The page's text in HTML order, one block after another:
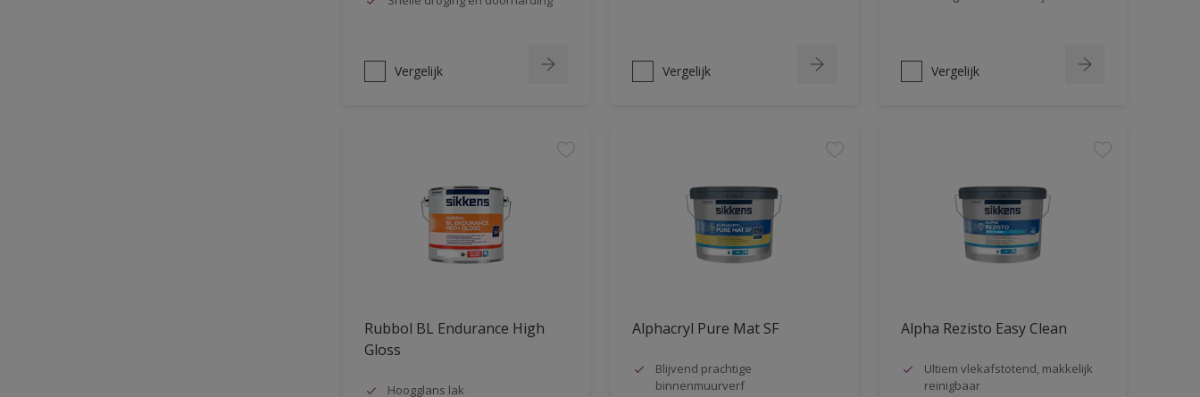
Vergelijk Vergelijk Vergelijk
Rubbol BL Endurance High
Gloss
Hoogglans lak
Alphacryl Pure Mat SF
Blijvend prachtige
binnenmuurverf
Alpha Rezisto Easy Clean
Ultiem vlekafstotend, makkelijk
reinigbaar